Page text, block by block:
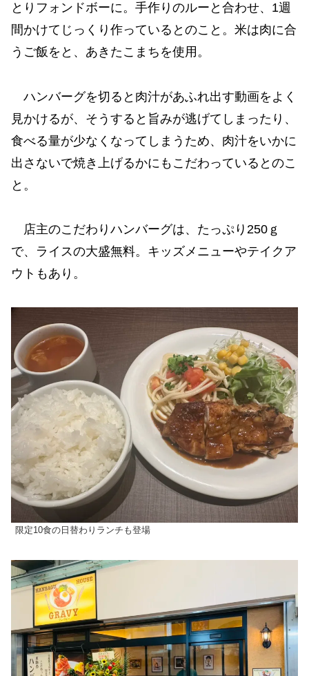
とりフォンドボーに。手作りのルーと合わせ、1週
間かけてじっくり作っているとのこと。米は肉に合
うご飯をと、あきたこまちを使用。
ハンバーグを切ると肉汁があふれ出す動画をよく
見かけるが、そうすると旨みが逃げてしまったり、
食べる量が少なくなってしまうため、肉汁をいかに
出さないで焼き上げるかにもこだわっているとのこ
と。
店主のこだわりハンバーグは、たっぷり250ｇ
で、ライスの大盛無料。キッズメニューやテイクア
ウトもあり。
限定10食の日替わりランチも登場